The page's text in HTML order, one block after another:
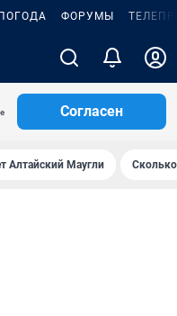
ПОГОДА ФОРУМЫ
Согласен
Алтайский Маугли